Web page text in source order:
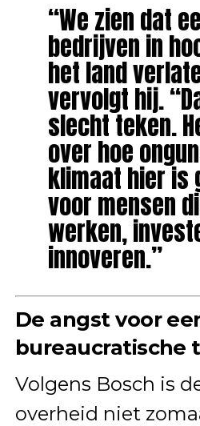
“We zien dat
bedrijven in
het land
vervolgt hij.
slecht teken.
over hoe
klimaat hier is
voor mensen
werken,
innoveren.”
De angst voor
bureaucratische
Volgens Bosch is
overheid niet